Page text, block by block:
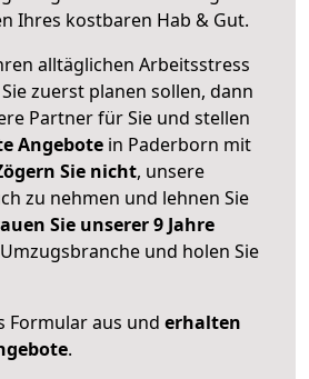
Ihres kostbaren Hab & Gut.
alltäglichen Arbeitsstress
zuerst planen sollen, dann
Partner für Sie und stellen
Angebote in Paderborn mit
Sie nicht, unsere
zu nehmen und lehnen Sie
Sie unserer 9 Jahre
und holen Sie
Formular aus und erhalten
.